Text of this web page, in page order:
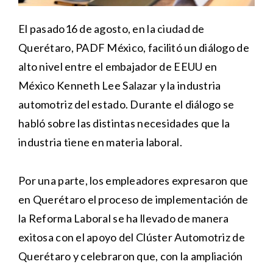
El pasado16 de agosto, en la ciudad de
Querétaro, PADF México, facilitó un diálogo de
alto nivel entre el embajador de EEUU en
México Kenneth Lee Salazar y la industria
automotriz del estado. Durante el diálogo se
habló sobre las distintas necesidades que la
industria tiene en materia laboral.
Por una parte, los empleadores expresaron que
en Querétaro el proceso de implementación de
la Reforma Laboral se ha llevado de manera
exitosa con el apoyo del Clúster Automotriz de
Querétaro y celebraron que, con la ampliación